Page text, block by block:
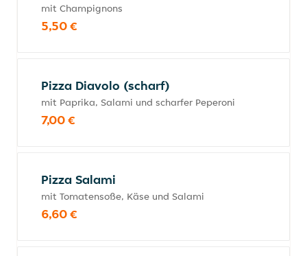
mit Champignons
5,50 €
Pizza Diavolo (scharf)
mit Paprika, Salami und scharfer Peperoni
7,00 €
Pizza Salami
mit Tomatensoße, Käse und Salami
6,60 €